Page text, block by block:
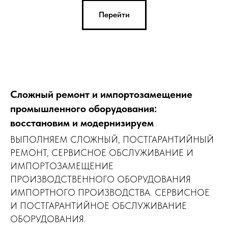
Перейти
Сложный ремонт и импортозамещение
промышленного оборудования:
восстановим и модернизируем
ВЫПОЛНЯЕМ СЛОЖНЫЙ, ПОСТГАРАНТИЙНЫЙ
РЕМОНТ, СЕРВИСНОЕ ОБСЛУЖИВАНИЕ И
ИМПОРТОЗАМЕЩЕНИЕ
ПРОИЗВОДСТВЕННОГО ОБОРУДОВАНИЯ
ИМПОРТНОГО ПРОИЗВОДСТВА. СЕРВИСНОЕ
И ПОСТГАРАНТИЙНОЕ ОБСЛУЖИВАНИЕ
ОБОРУДОВАНИЯ.